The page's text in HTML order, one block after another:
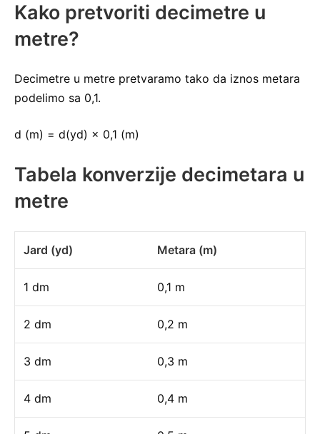
Kako pretvoriti decimetre u
metre?
Decimetre u metre pretvaramo tako da iznos metara
podelimo sa 0,1.
d (m) = d(yd) × 0,1 (m)
Tabela konverzije decimetara u
metre
Jard (yd) Metara (m)
1 dm 0,1 m
2 dm 0,2 m
3 dm 0,3 m
4 dm 0,4 m